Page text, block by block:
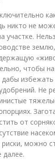
никто не
участке.
чтобы
дабы
Не
от
можно
далее.